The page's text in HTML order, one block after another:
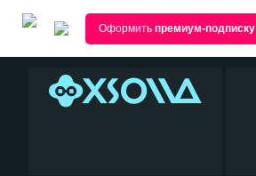
Оформить премиум-подписку